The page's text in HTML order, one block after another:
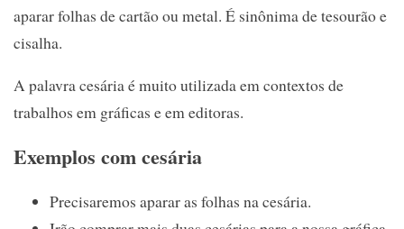
aparar folhas de cartão ou metal. É sinônima de tesourão e
cisalha.
A palavra cesária é muito utilizada em contextos de
trabalhos em gráficas e em editoras.
Exemplos com cesária
Precisaremos aparar as folhas na cesária.